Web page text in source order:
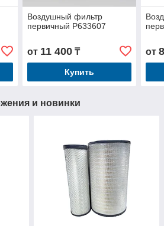
Воздушный фильтр
первичный P633607
от 11 400₸
Купить
от
и новинки